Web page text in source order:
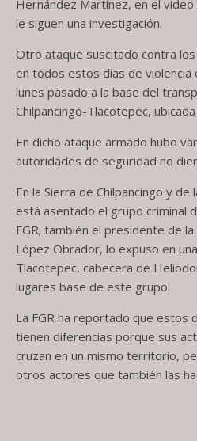
Hernández Martínez, en el
le siguen una investigación.
Otro ataque suscitado contra
en todos estos días de violencia
lunes pasado a la base del
Chilpancingo-Tlacotepec,
En dicho ataque armado hubo
autoridades de seguridad no
En la Sierra de Chilpancingo y
está asentado el grupo criminal
FGR; también el presidente de
López Obrador, lo expuso en
Tlacotepec, cabecera de
lugares base de este grupo.
La FGR ha reportado que estos
tienen diferencias porque sus
cruzan en un mismo territorio,
otros actores que también las